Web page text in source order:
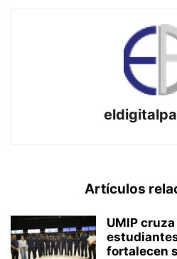
Artículos
UMIP
fortalecen